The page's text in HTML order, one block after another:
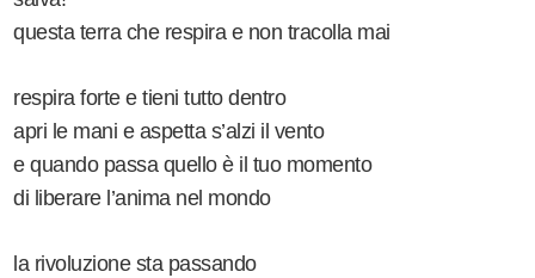
questa terra che respira e non tracolla mai
respira forte e tieni tutto dentro
apri le mani e aspetta s’alzi il vento
e quando passa quello è il tuo momento
di liberare l’anima nel mondo
la rivoluzione sta passando